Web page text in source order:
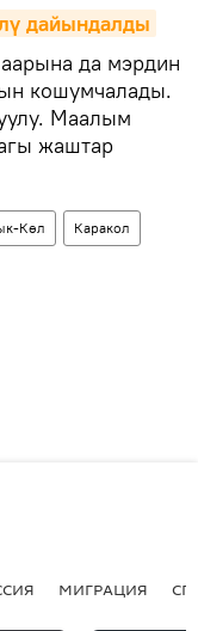
дайындалды
да мэрдин
кошумчалады.
Маалым
жаштар
Көл Каракол
МИГРАЦИЯ